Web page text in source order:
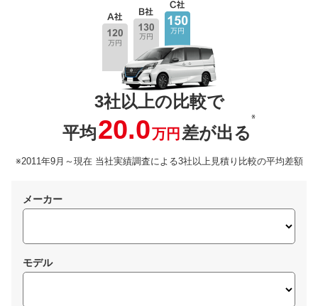
3社以上の比較で
平均20.0万円 差が出る
※
※2011年9月～現在 当社実績調査による3社以上見積り比較の平均差額
メーカー
モデル